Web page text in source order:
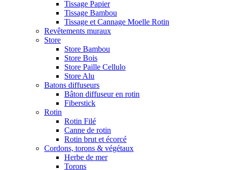
Tissage Papier
Tissage Bambou
Tissage et Cannage Moelle Rotin
Revêtements muraux
Store
Store Bambou
Store Bois
Store Paille Cellulo
Store Alu
Batons diffuseurs
Bâton diffuseur en rotin
Fiberstick
Rotin
Rotin Filé
Canne de rotin
Rotin brut et écorcé
Cordons, torons & végétaux
Herbe de mer
Torons